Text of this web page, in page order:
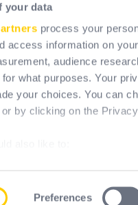
your data
process your
access information on
audience
what purposes. Your
your choices. You can
by clicking on the
by actively scanning
Preferences
Terms & Conditions of Use